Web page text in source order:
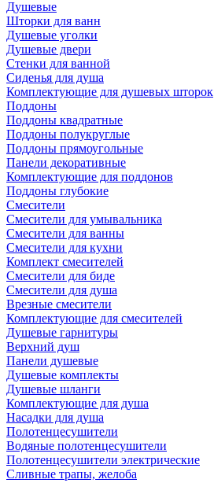
Душевые
Шторки для ванн
Душевые уголки
Душевые двери
Стенки для ванной
Сиденья для душа
Комплектующие для душевых шторок
Поддоны
Поддоны квадратные
Поддоны полукруглые
Поддоны прямоугольные
Панели декоративные
Комплектующие для поддонов
Поддоны глубокие
Смесители
Смесители для умывальника
Смесители для ванны
Смесители для кухни
Комплект смесителей
Смесители для биде
Смесители для душа
Врезные смесители
Комплектующие для смесителей
Душевые гарнитуры
Верхний душ
Панели душевые
Душевые комплекты
Душевые шланги
Комплектующие для душа
Насадки для душа
Полотенцесушители
Водяные полотенцесушители
Полотенцесушители электрические
Сливные трапы, желоба